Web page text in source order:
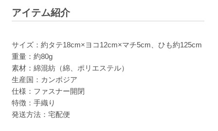
アイテム紹介
サイズ：約タテ18cm×ヨコ12cm×マチ5cm、ひも約125cm
重量：約80g
素材：綿混紡（綿、ポリエステル）
生産国：カンボジア
仕様：ファスナー開閉
特徴：手織り
発送方法：宅配便